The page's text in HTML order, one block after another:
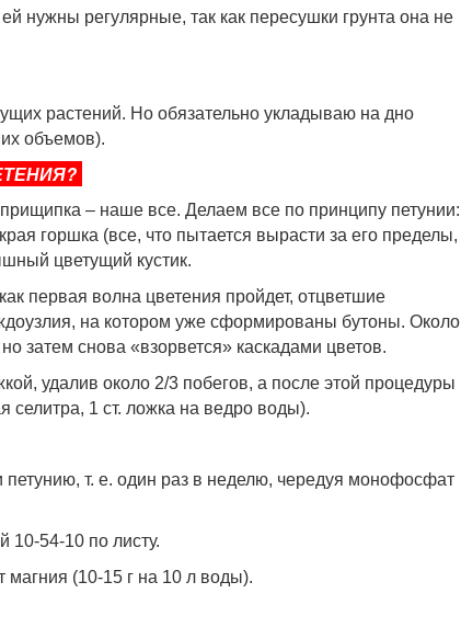
нужны регулярные, так как пересушки грунта она не
растений. Но обязательно укладываю на дно
объемов).
– наше все. Делаем все по принципу петунии:
горшка (все, что пытается вырасти за его пределы,
цветущий кустик.
первая волна цветения пройдет, отцветшие
на котором уже сформированы бутоны. Около
затем снова «взорвется» каскадами цветов.
удалив около 2/3 побегов, а после этой процедуры
селитра, 1 ст. ложка на ведро воды).
т. е. один раз в неделю, чередуя монофосфат
54-10 по листу.
магния (10-15 г на 10 л воды).